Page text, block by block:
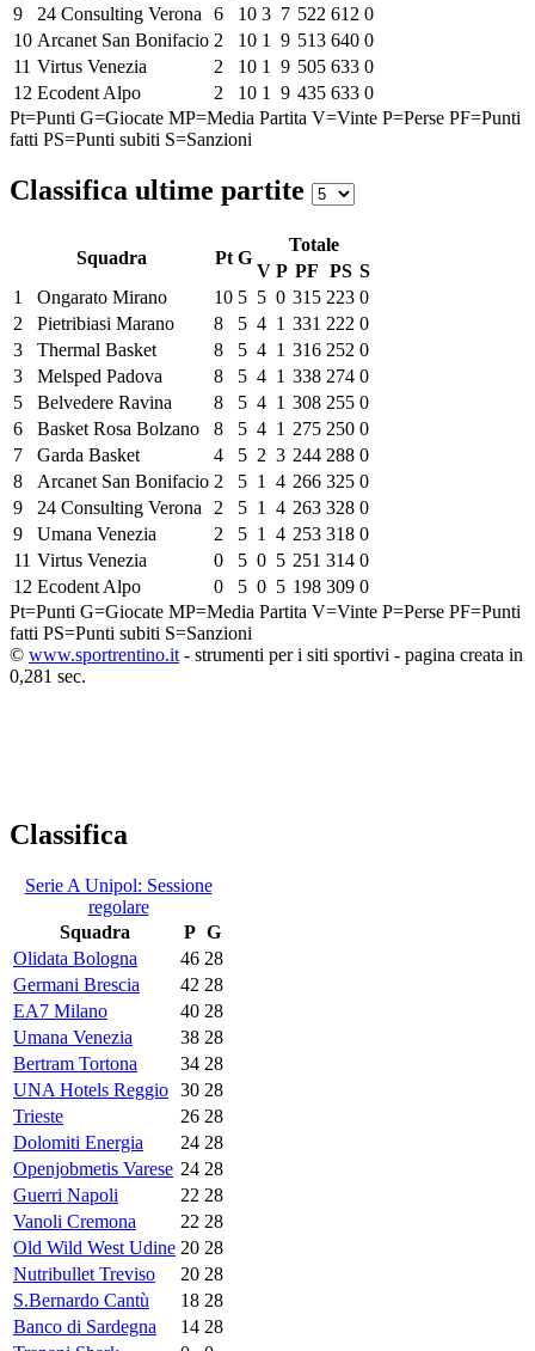
9
24 Consulting Verona 6 10 3 7 522 612 0
10 Arcanet San Bonifacio 2 10 1 9 513 640 0
11 Virtus Venezia 2 10 1 9 505 633 0
12 Ecodent Alpo 2 10 1 9 435 633 0
Pt=Punti G=Giocate MP=Media Partita V=Vinte P=Perse PF=Punti
fatti PS=Punti subiti S=Sanzioni
Classifica ultime partite
Squadra Pt G
Totale
V P PF PS S
1
Ongarato Mirano 10 5 5 0 315 223 0
2
Pietribiasi Marano 8 5 4 1 331 222 0
3
Thermal Basket 8 5 4 1 316 252 0
3
Melsped Padova 8 5 4 1 338 274 0
5
Belvedere Ravina 8 5 4 1 308 255 0
6
Basket Rosa Bolzano 8 5 4 1 275 250 0
7
Garda Basket 4 5 2 3 244 288 0
8
Arcanet San Bonifacio 2 5 1 4 266 325 0
9
24 Consulting Verona 2 5 1 4 263 328 0
9
Umana Venezia 2 5 1 4 253 318 0
11 Virtus Venezia 0 5 0 5 251 314 0
12 Ecodent Alpo 0 5 0 5 198 309 0
Pt=Punti G=Giocate MP=Media Partita V=Vinte P=Perse PF=Punti
fatti PS=Punti subiti S=Sanzioni
© www.sportrentino.it - strumenti per i siti sportivi - pagina creata in
0,281 sec.
Classifica
Serie A Unipol: Sessione
regolare
Squadra
P G
Olidata Bologna
46 28
Germani Brescia
42 28
EA7 Milano
40 28
Umana Venezia
38 28
Bertram Tortona
34 28
UNA Hotels Reggio 30 28
Trieste
26 28
Dolomiti Energia
24 28
Openjobmetis Varese 24 28
Guerri Napoli
22 28
Vanoli Cremona
22 28
Old Wild West Udine 20 28
Nutribullet Treviso
20 28
S.Bernardo Cantù
18 28
Banco di Sardegna
14 28